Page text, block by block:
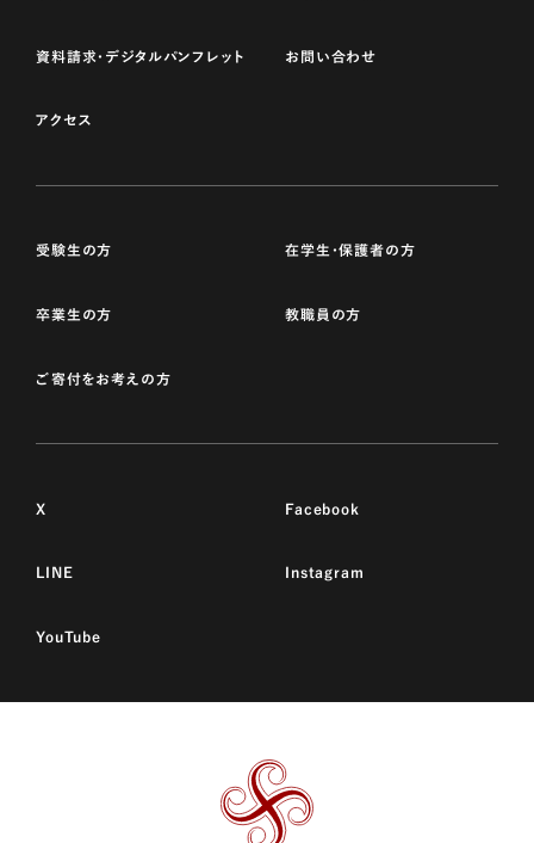
資料請求・デジタルパンフレット お問い合わせ
アクセス
受験生の方 在学生・保護者の方
卒業生の方 教職員の方
ご寄付をお考えの方
X Facebook
LINE Instagram
YouTube